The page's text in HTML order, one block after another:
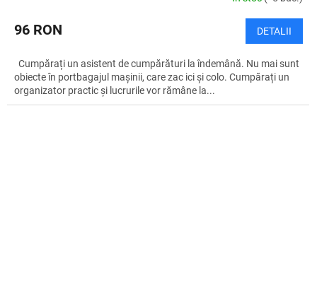
96 RON DETALII
Cumpărați un asistent de cumpărături la îndemână. Nu mai sunt
obiecte în portbagajul mașinii, care zac ici și colo. Cumpărați un
organizator practic și lucrurile vor rămâne la...